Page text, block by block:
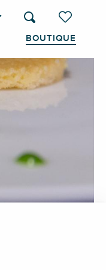
Voir les
Recherche
BOUTIQUE